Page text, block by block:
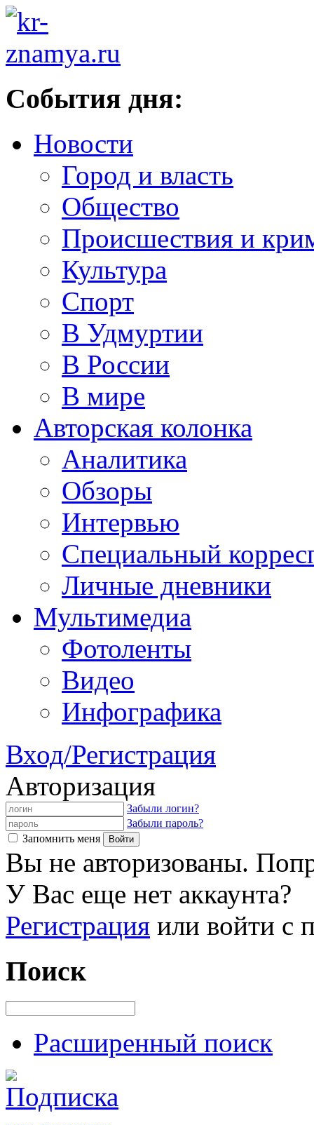
События дня:
Новости
Город и власть
Общество
Происшествия и
Культура
Спорт
В Удмуртии
В России
В мире
Авторская колонка
Аналитика
Обзоры
Интервью
Специальный
Личные дневники
Мультимедиа
Фотоленты
Видео
Инфографика
Вход/Регистрация
Авторизация
Забыли логин?
Забыли пароль?
Запомнить меня
Вы не авторизованы.
У Вас еще нет аккаунта?
Регистрация или войти с
Поиск
Расширенный поиск